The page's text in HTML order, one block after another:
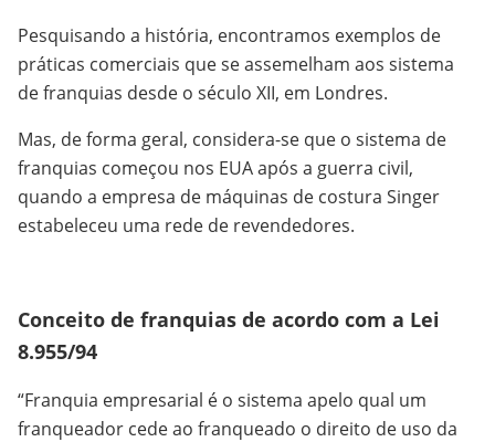
Pesquisando a história, encontramos exemplos de
práticas comerciais que se assemelham aos sistema
de franquias desde o século XII, em Londres.
Mas, de forma geral, considera-se que o sistema de
franquias começou nos EUA após a guerra civil,
quando a empresa de máquinas de costura Singer
estabeleceu uma rede de revendedores.
Conceito de franquias de acordo com a Lei
8.955/94
“Franquia empresarial é o sistema apelo qual um
franqueador cede ao franqueado o direito de uso da